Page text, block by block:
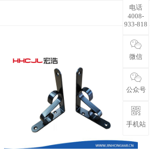
电话
4008-
933-818
微信
公众号
手机站